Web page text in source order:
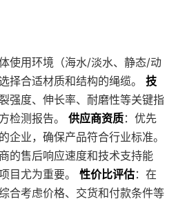
使用环境（海水/淡水、静态/动
择合适材质和结构的绳缆。 技
强度、伸长率、耐磨性等关键指
检测报告。 供应商资质：优先
企业，确保产品符合行业标准。
的售后响应速度和技术支持能
目尤为重要。 性价比评估：在
合考虑价格、交货和付款条件等